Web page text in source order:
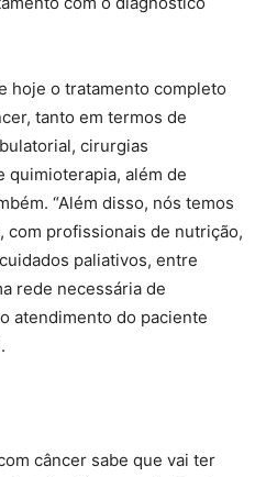
hoje o tratamento completo
tanto em termos de
cirurgias
quimioterapia, além de
“Além disso, nós temos
profissionais de nutrição,
paliativos, entre
rede necessária de
atendimento do paciente
câncer sabe que vai ter